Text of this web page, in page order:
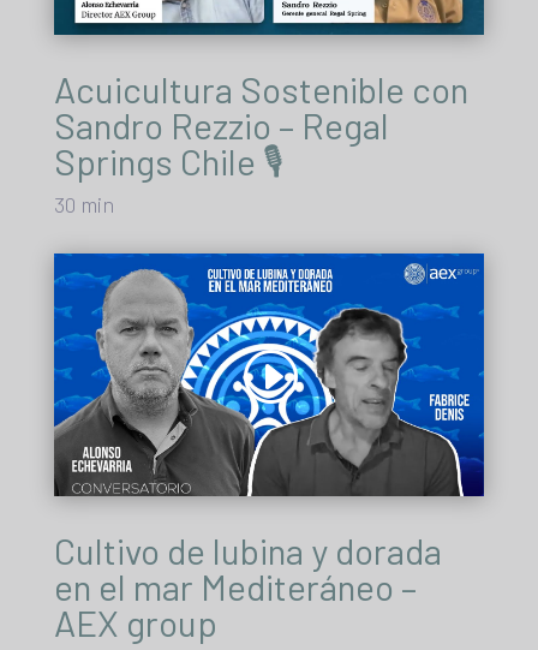
Acuicultura Sostenible con
Sandro Rezzio – Regal
Springs Chile 🎙️
30 min
Cultivo de lubina y dorada
en el mar Mediteráneo –
AEX group